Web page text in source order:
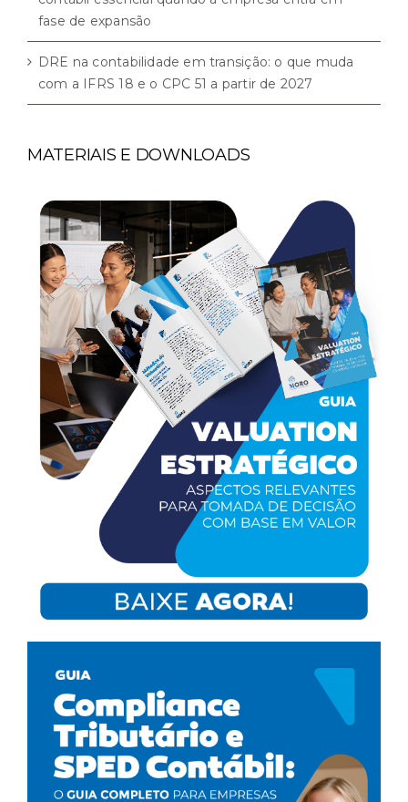
fase de expansão
DRE na contabilidade em transição: o que muda
com a IFRS 18 e o CPC 51 a partir de 2027
MATERIAIS E DOWNLOADS